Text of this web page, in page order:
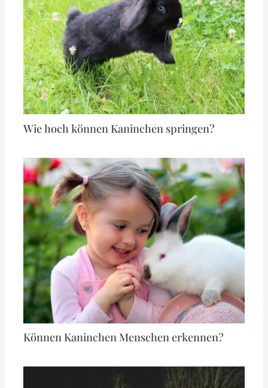
Wie hoch können Kaninchen springen?
Können Kaninchen Menschen erkennen?